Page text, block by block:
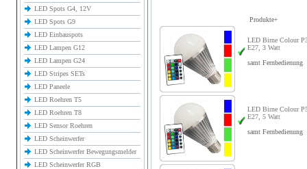
LED Spots G4, 12V
LED Spots G9
LED Einbauspots
LED Lampen G12
LED Lampen G24
LED Stripes SETs
LED Paneele
LED Roehren T5
LED Roehren T8
LED Sensor Roehren
LED Scheinwerfer
LED Scheinwerfer Bewegungsmelder
LED Scheinwerfer RGB
Produkte+
LED Birne Colour
E27, 3 Watt
samt Fernbedienung
LED Birne Colour
E27, 5 Watt
samt Fernbedienung